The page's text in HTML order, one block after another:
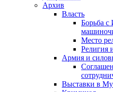
Архив
Власть
Борьба
Место
Религия
Армия и
Выставки в